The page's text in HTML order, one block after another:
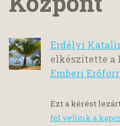
Erdélyi
elkészítette a
Emberi
Ezt a kérést
fel velünk a